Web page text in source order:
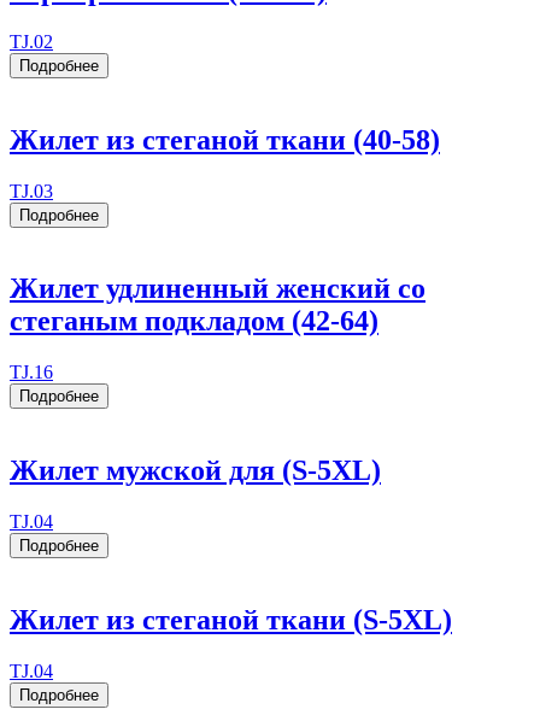
TJ.02
Подробнее
Жилет из стеганой ткани (40-58)
TJ.03
Подробнее
Жилет удлиненный женский со
стеганым подкладом (42-64)
TJ.16
Подробнее
Жилет мужской для (S-5XL)
TJ.04
Подробнее
Жилет из стеганой ткани (S-5XL)
TJ.04
Подробнее